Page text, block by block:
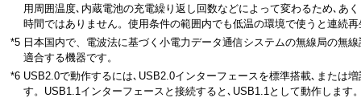
用周囲温度､内蔵電池の充電繰り返し回数などによって変わるため､あ
時間ではありません。使用条件の範囲内でも低温の環境で使うと連続
*5 日本国内で、電波法に基づく小電力データ通信システムの無線局の無
適合する機器です。
*6 USB2.0で動作するには､USB2.0インターフェースを標準搭載､または
す。USB1.1インターフェースと接続すると､USB1.1として動作します